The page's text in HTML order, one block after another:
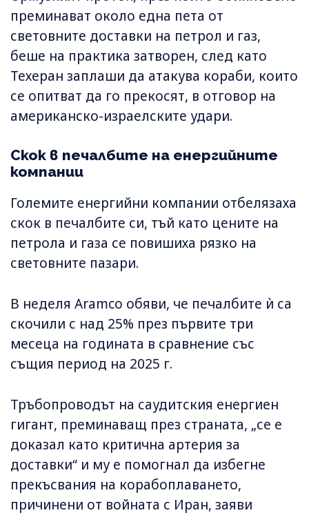
преминават около една пета от
световните доставки на петрол и газ,
беше на практика затворен, след като
Техеран заплаши да атакува кораби, които
се опитват да го прекосят, в отговор на
американско-израелските удари.
Скок в печалбите на енергийните
компании
Големите енергийни компании отбелязаха
скок в печалбите си, тъй като цените на
петрола и газа се повишиха рязко на
световните пазари.
В неделя Aramco обяви, че печалбите ѝ са
скочили с над 25% през първите три
месеца на годината в сравнение със
същия период на 2025 г.
Тръбопроводът на саудитския енергиен
гигант, преминаващ през страната, „се е
доказал като критична артерия за
доставки“ и му е помогнал да избегне
прекъсвания на корабоплаването,
причинени от войната с Иран, заяви